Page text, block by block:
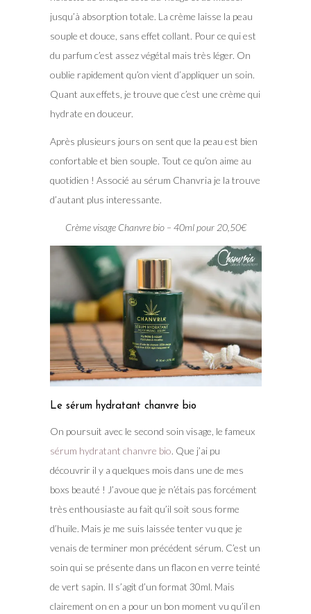
jusqu’à absorption totale. La crème laisse la peau
souple et douce, sans effet collant. Pour ce qui est
du parfum c’est assez végétal mais très léger. On
oublie rapidement qu’on vient d’appliquer un soin.
Quant aux effets, je trouve que c’est une crème qui
hydrate en douceur.
Après plusieurs jours on sent que la peau est bien
confortable et bien souple. Tout ce qu’on aime au
quotidien ! Associé au sérum Chanvria je la trouve
d’autant plus interessante.
Crème visage Chanvre bio – 40ml pour 20,50€
Le sérum hydratant chanvre bio
On poursuit avec le second soin visage, le fameux
sérum hydratant chanvre bio. Que j’ai pu
découvrir il y a quelques mois dans une de mes
boxs beauté ! J’avoue que je n’étais pas forcément
très enthousiaste au fait qu’il soit sous forme
d’huile. Mais je me suis laissée tenter vu que je
venais de terminer mon précédent sérum. C’est un
soin qui se présente dans un flacon en verre teinté
de vert sapin. Il s’agit d’un format 30ml. Mais
clairement on en a pour un bon moment vu qu’il en